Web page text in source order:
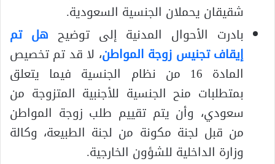
شقيقان يحملان الجنسية السعودية.
بادرت الأحوال المدنية إلى توضيح هل تم
إيقاف تجنيس زوجة المواطن، لا قد تم تخصيص
المادة 16 من نظام الجنسية فيما يتعلق
بمتطلبات منح الجنسية للأجنبية المتزوجة من
سعودي، وأن يتم تقييم طلب زوجة المواطن
من قبل لجنة مكونة من لجنة الطبيعة، وكالة
وزارة الداخلية للشؤون الخارجية.